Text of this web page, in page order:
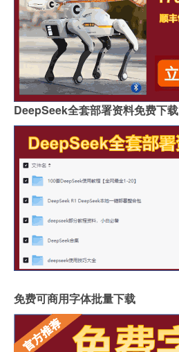
DeepSeek全套部署资料免费下载
免费可商用字体批量下载